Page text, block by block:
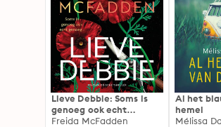
Lieve Debbie: Soms is
genoeg ook echt
genoeg...
Freida McFadden
Al het
hemel
Mélissa